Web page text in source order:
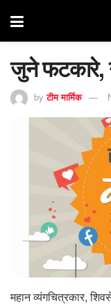
जुने फटकारे,
by टीम मार्मिक
महान व्यंगचित्रकार,